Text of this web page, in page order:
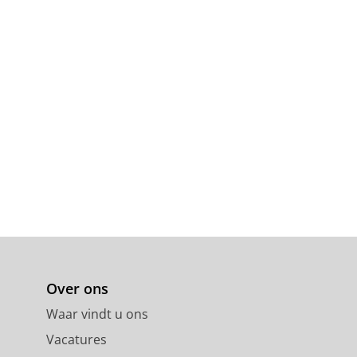
Over ons
Waar vindt u ons
Vacatures